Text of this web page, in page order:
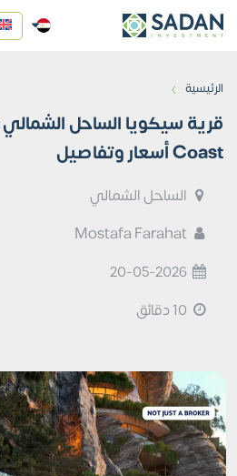
الرئيسية ›
Coast أسعار وتفاصيل
الساحل الشمالي
Mostafa Farahat
20-05-2026